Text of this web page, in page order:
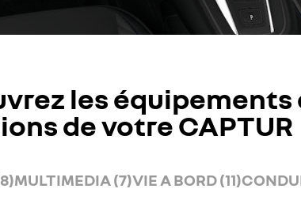
les équipements
de votre CAPTUR
MULTIMEDIA (7)VIE A BORD (11)